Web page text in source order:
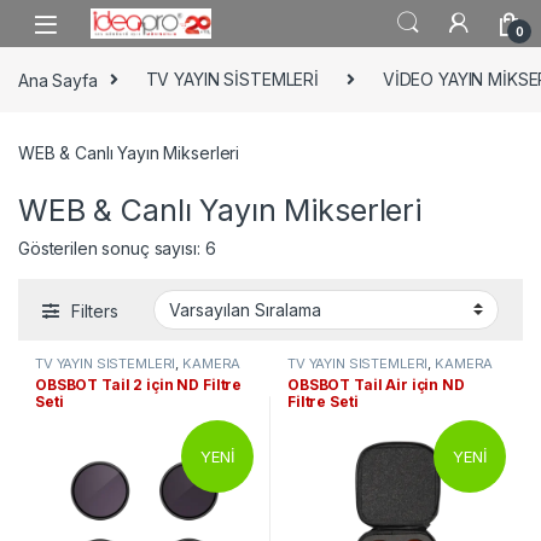
Skip to navigation
Skip to content
0
Ana Sayfa TV YAYIN SİSTEMLERİ VİDEO YAYIN
WEB & Canlı Yayın Mikserleri
WEB & Canlı Yayın Mikserleri
Gösterilen sonuç sayısı: 6
Filters
TV YAYIN SİSTEMLERİ KAMERA
AKSESUARLARI, WEB & Canlı
Yayın Mikserleri
OBSBOT Tail 2 için ND Filtre
Seti
YENİ
TV YAYIN SİSTEMLERİ KAMERA
AKSESUARLARI,WEB & Canlı
Yayın Mikserleri
OBSBOT Tail Air için ND
Filtre Seti
YENİ